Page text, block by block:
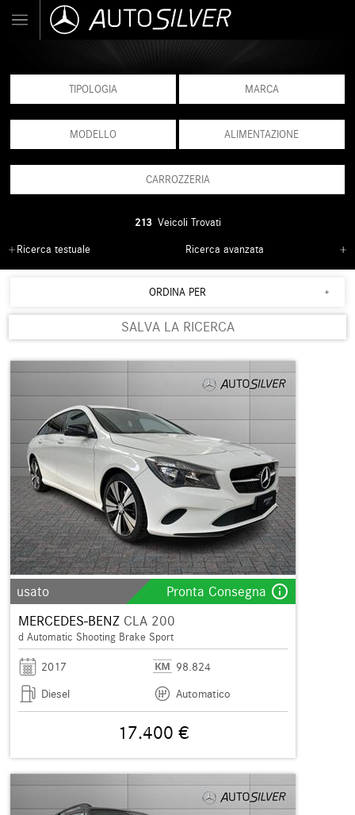
TIPOLOGIA MARCA
MODELLO ALIMENTAZIONE
CARROZZERIA
213Veicoli Trovati
Ricerca testuale
Ricerca avanzata
ORDINA PER
SALVA LA RICERCA
usato Pronta Consegna info_outline
MERCEDES-BENZ CLA 200
d Automatic Shooting Brake Sport
2017
98.824
Diesel
Automatico
17.400 €